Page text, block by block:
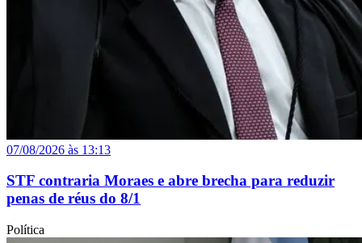
07/08/2026 às 13:13
STF contraria Moraes e abre brecha para reduzir
penas de réus do 8/1
Política